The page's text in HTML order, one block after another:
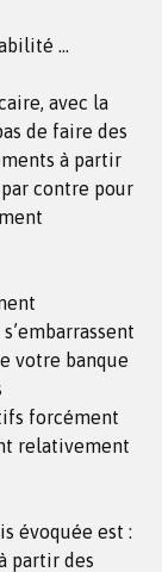
…
avec la
de faire des
à partir
contre pour
votre banque
forcément
relativement
évoquée est :
partir des